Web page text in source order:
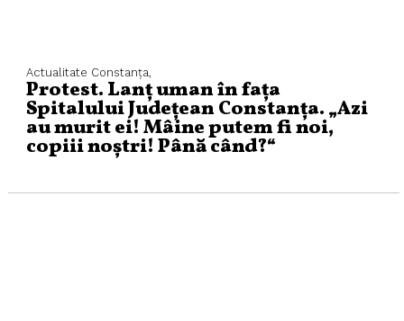
Actualitate Constanța,
Protest. Lanț uman în fața
Spitalului Județean Constanța. „Azi
au murit ei! Mâine putem fi noi,
copiii noștri! Până când?“